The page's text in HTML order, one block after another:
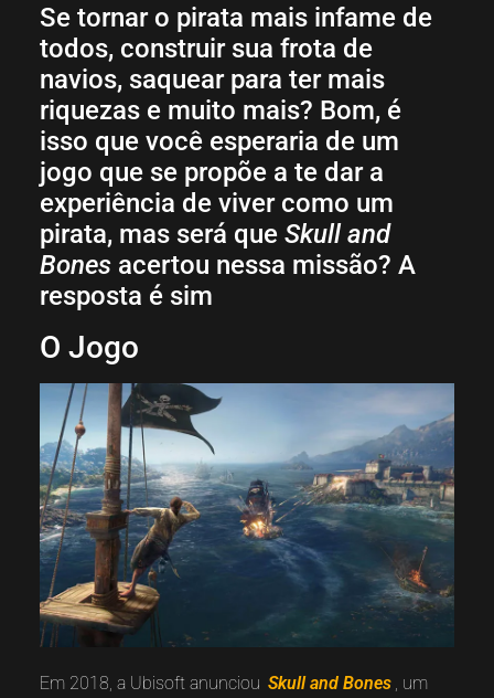
Se tornar o pirata mais infame de
todos, construir sua frota de
navios, saquear para ter mais
riquezas e muito mais? Bom, é
isso que você esperaria de um
jogo que se propõe a te dar a
experiência de viver como um
pirata, mas será queSkull and
Bonesacertou nessa missão? A
resposta é sim
O Jogo
Em 2018, a Ubisoft anunciou Skull and Bones , um